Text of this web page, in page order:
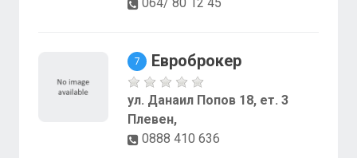
7 Евроброкер
ул. Данаил Попов 18, ет. 3
Плевен,
0888 410 636